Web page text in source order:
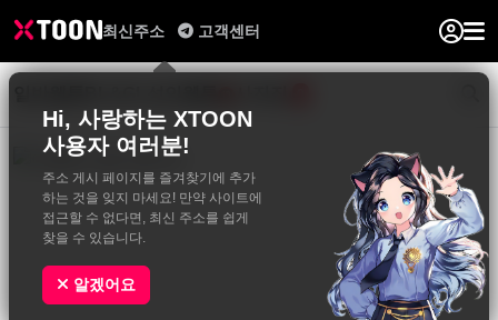
최신주소
Hi, 사랑하는 XTOON
사용자 여러분!
주소 게시 페이지를 즐겨찾기에 추가
하는 것을 잊지 마세요! 만약 사이트에
접근할 수 없다면, 최신 주소를 쉽게
찾을 수 있습니다.
알겠어요
고객센터